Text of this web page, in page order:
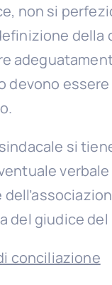
non si
devono
si
del giudice
conciliazione